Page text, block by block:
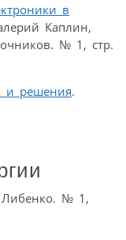
в
Каплин,
№ 1, стр.
и решения.
№ 1,